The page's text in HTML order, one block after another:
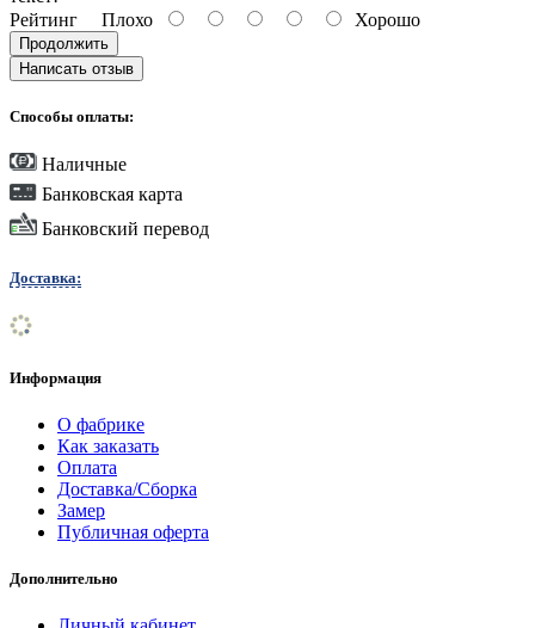
Рейтинг Плохо Хорошо
Продолжить
Написать отзыв
Способы оплаты:
Наличные
Банковская карта
Банковский перевод
Доставка:
Информация
О фабрике
Как заказать
Оплата
Доставка/Сборка
Замер
Публичная оферта
Дополнительно